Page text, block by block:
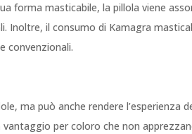
forma masticabile, la pillola viene
Inoltre, il consumo di Kamagra
convenzionali.
ma può anche rendere l’esperienza
per coloro che non